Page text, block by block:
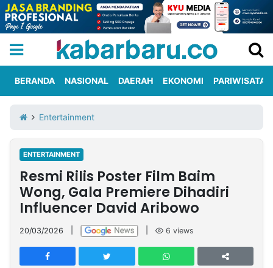
Iklan
Berita
Kami
Nasional
International
Olahraga
Entertainment
Daerah
Pariwisata
Kuliner
Kolom
Network
PT
TREETAN
BERANDA NASIONAL DAERAH EKONOMI PARIWISATA
Entertainment
ENTERTAINMENT
Resmi Rilis Poster Film Baim
Wong, Gala Premiere Dihadiri
Influencer David Aribowo
20/03/2026 6 views